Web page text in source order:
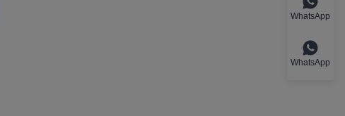
WhatsApp
WhatsApp